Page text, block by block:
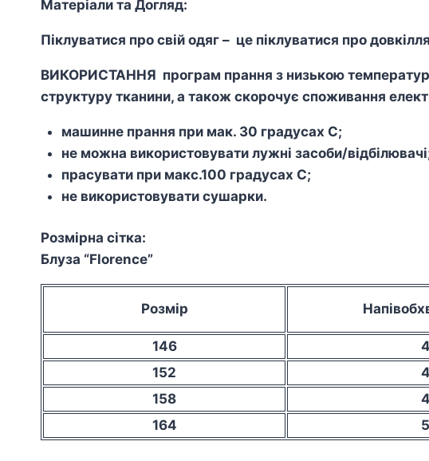
Матеріали та Догляд:
Піклуватися про свій одяг – це піклуватися про
ВИКОРИСТАННЯ програм прання з низькою
структуру тканини, а також скорочує споживання
машинне прання при мак. 30 градусах С;
не можна використовувати лужні засоби/
прасувати при макс.100 градусах С;
не використовувати сушарки.
Розмірна сітка:
Блуза “Florence”
Розмір
146
152
158
164